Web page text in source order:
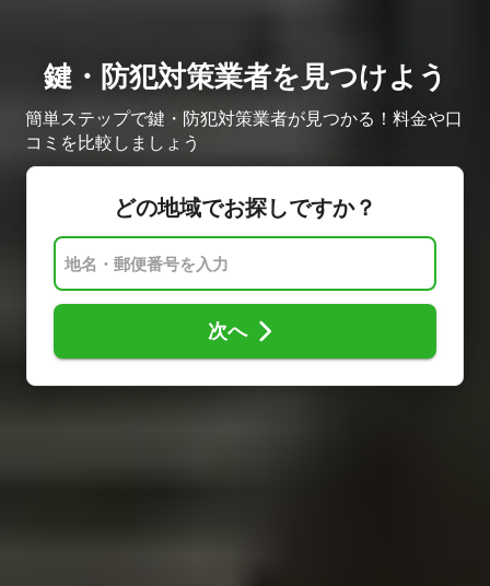
鍵・防犯対策業者を見つけよう
簡単ステップで鍵・防犯対策業者が見つかる！料金や口
コミを比較しましょう
どの地域でお探しですか？
次へ